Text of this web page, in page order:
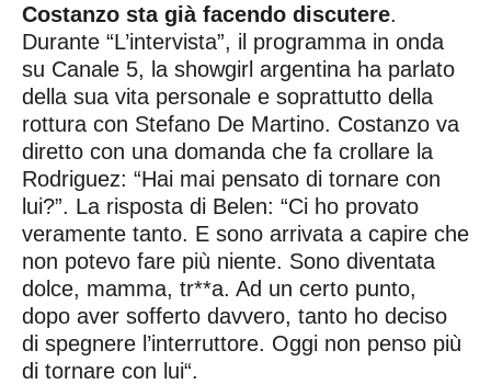
Costanzo sta già facendo discutere.
Durante “L’intervista”, il programma in onda
su Canale 5, la showgirl argentina ha parlato
della sua vita personale e soprattutto della
rottura con Stefano De Martino. Costanzo va
diretto con una domanda che fa crollare la
Rodriguez: “Hai mai pensato di tornare con
lui?”. La risposta di Belen: “Ci ho provato
veramente tanto. E sono arrivata a capire che
non potevo fare più niente. Sono diventata
dolce, mamma, tr**a. Ad un certo punto,
dopo aver sofferto davvero, tanto ho deciso
di spegnere l’interruttore. Oggi non penso più
di tornare con lui“.